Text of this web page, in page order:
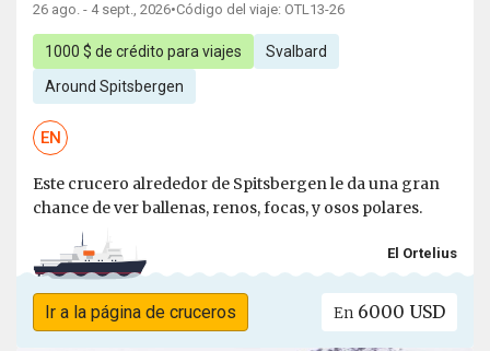
26 ago. - 4 sept., 2026•Código del viaje: OTL13-26
1000 $ de crédito para viajes Svalbard
Around Spitsbergen
EN
Este crucero alrededor de Spitsbergen le da una gran
chance de ver ballenas, renos, focas, y osos polares.
El Ortelius
Ir a la página de cruceros En 6000 USD